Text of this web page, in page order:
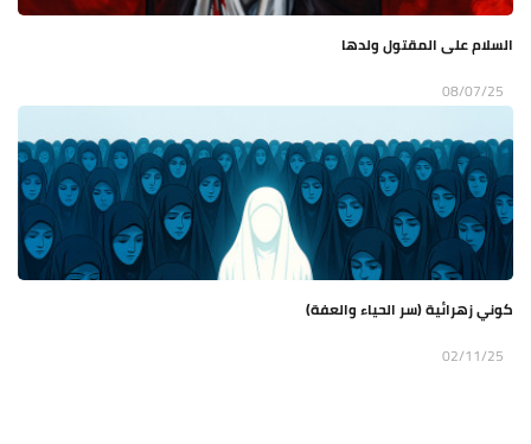
السلام على المقتول ولدها
08/07/25
كوني زهرائية (سر الحياء والعفة)
02/11/25